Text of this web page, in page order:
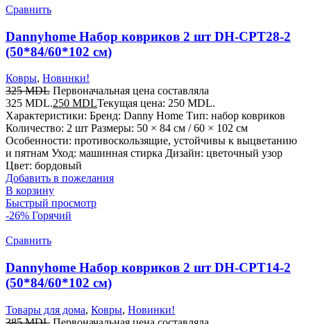
Сравнить
Dannyhome Набор ковриков 2 шт DH-CPT28-2
(50*84/60*102 см)
Ковры, Новинки!
325MDL Первоначальная цена составляла
325 MDL.250 MDLТекущая цена: 250 MDL.
Характеристики: Бренд: Danny Home Тип: набор ковриков
Количество: 2 шт Размеры: 50 × 84 см / 60 × 102 см
Особенности: противоскользящие, устойчивы к выцветанию
и пятнам Уход: машинная стирка Дизайн: цветочный узор
Цвет: бордовый
Добавить в пожелания
В корзину
Быстрый просмотр
-26% Горячий
Сравнить
Dannyhome Набор ковриков 2 шт DH-CPT14-2
(50*84/60*102 см)
Товары для дома, Ковры, Новинки!